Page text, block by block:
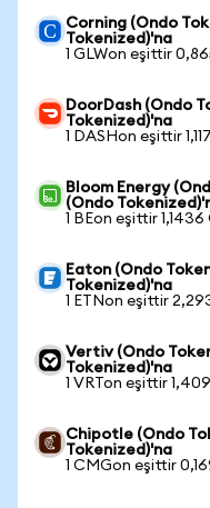
Corning (Ondo
Tokenized)'na
1 GLWon eşittir
DoorDash (Ondo
Tokenized)'na
1 DASHon eşittir
Bloom Energy
(Ondo
1 BEon eşittir 1,1436
Eaton (Ondo
Tokenized)'na
1 ETNon eşittir
Vertiv (Ondo
Tokenized)'na
1 VRTon eşittir
Chipotle (Ondo
Tokenized)'na
1 CMGon eşittir